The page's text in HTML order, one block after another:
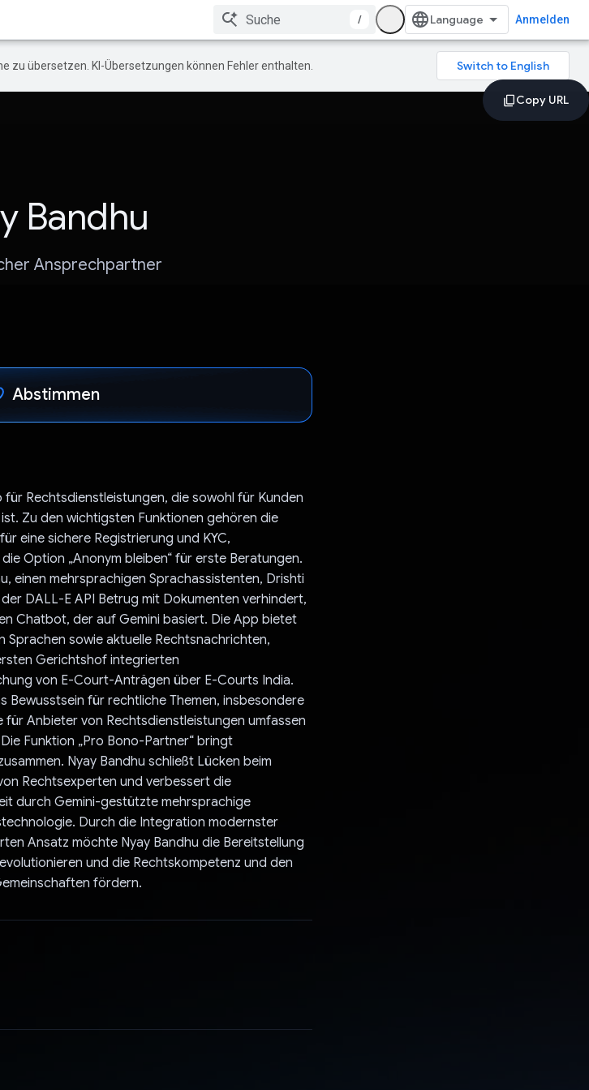
/ Anmelden
zu übersetzen. KI-Übersetzungen können Fehler enthalten.
Bandhu
Ansprechpartner
Abstimmen
Rechtsdienstleistungen, die sowohl für Kunden
Zu den wichtigsten Funktionen gehören die
eine sichere Registrierung und KYC,
Option „Anonym bleiben“ für erste Beratungen.
einen mehrsprachigen Sprachassistenten, Drishti
DALL-E API Betrug mit Dokumenten verhindert,
Chatbot, der auf Gemini basiert. Die App bietet
Sprachen sowie aktuelle Rechtsnachrichten,
Gerichtshof integrierten
von E-Court-Anträgen über E-Courts India.
für rechtliche Themen, insbesondere
für Anbieter von Rechtsdienstleistungen umfassen
Funktion „Pro Bono-Partner“ bringt
Nyay Bandhu schließt Lücken beim
Rechtsexperten und verbessert die
durch Gemini-gestützte mehrsprachige
Durch die Integration modernster
Ansatz möchte Nyay Bandhu die Bereitstellung
und die Rechtskompetenz und den
fördern.